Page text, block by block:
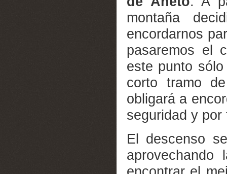
montaña
encordarnos
pasaremos el
este punto
corto tramo
obligará a
seguridad y
El descenso